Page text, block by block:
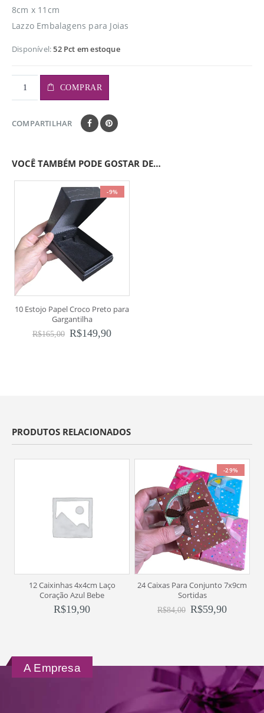
8cm x 11cm
Lazzo Embalagens para Joias
Disponível:52 Pct em estoque
COMPRAR
COMPARTILHAR
VOCÊ TAMBÉM PODE GOSTAR DE…
-9%
10 Estojo Papel Croco Preto para
Gargantilha
R$165,00 R$149,90
PRODUTOS RELACIONADOS
12 Caixinhas 4x4cm Laço
Coração Azul Bebe
R$19,90
-29%
24 Caixas Para Conjunto 7x9cm
Sortidas
R$84,00 R$59,90
A Empresa